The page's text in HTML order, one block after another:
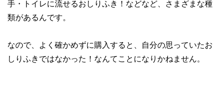
手・トイレに流せるおしりふき！などなど、さまざまな種
類があるんです。
なので、よく確かめずに購入すると、自分の思っていたお
しりふきではなかった！なんてことになりかねません。